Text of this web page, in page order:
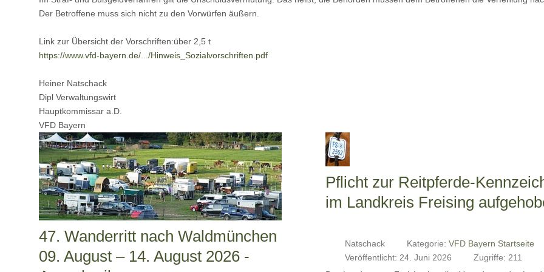
Der Betroffene muss sich nicht zu den Vorwürfen äußern.
Link zur Übersicht der Vorschriften:über 2,5 t
https://www.vfd-bayern.de/.../Hinweis_Sozialvorschriften.pdf
Heiner Natschack
Dipl Verwaltungswirt
Hauptkommissar a.D.
VFD Bayern
47. Wanderritt nach Waldmünchen
09. August – 14. August 2026 -
Pflicht zur Reitpferde-
im Landkreis Freising
Natschack Kategorie: VFD Bayern Startseite
Veröffentlicht: 24. Juni 2026
Zugriffe: 211